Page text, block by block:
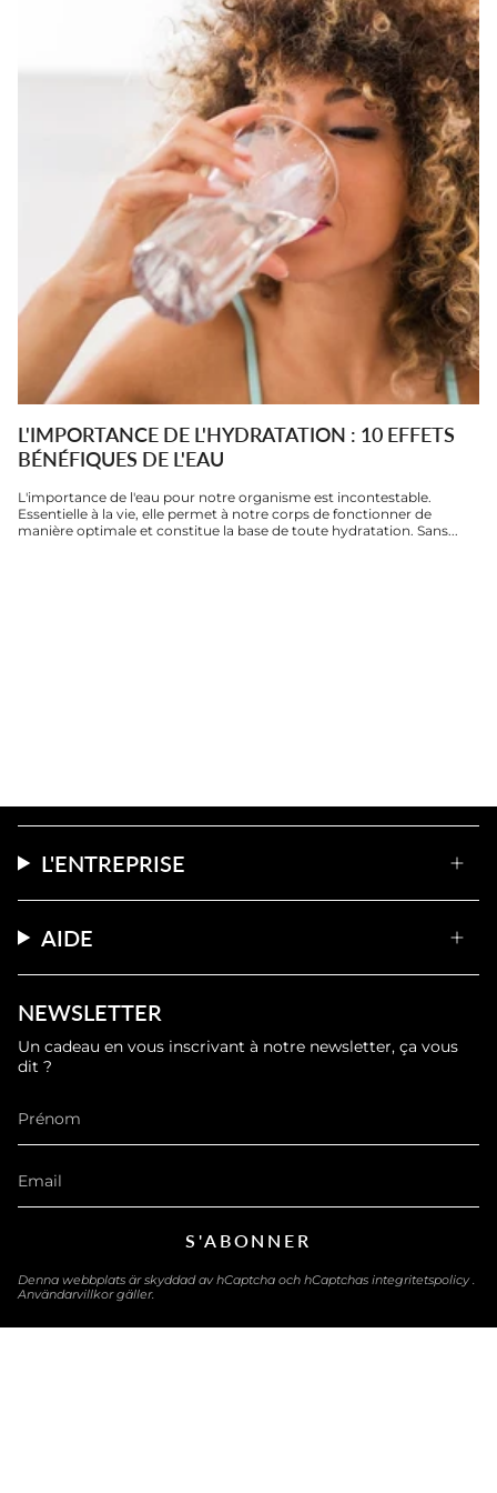
L'IMPORTANCE DE L'HYDRATATION : 10 EFFETS
BÉNÉFIQUES DE L'EAU
L'importance de l'eau pour notre organisme est incontestable.
Essentielle à la vie, elle permet à notre corps de fonctionner de
manière optimale et constitue la base de toute hydratation. Sans...
L'ENTREPRISE
AIDE
NEWSLETTER
Un cadeau en vous inscrivant à notre newsletter, ça vous
dit ?
S'ABONNER
Denna webbplats är skyddad av hCaptcha och hCaptchas integritetspolicy.
Användarvillkorgäller.